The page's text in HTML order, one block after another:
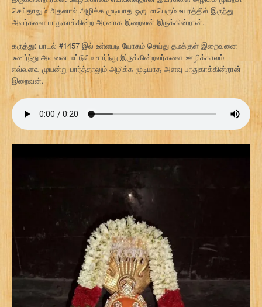
செய்தாலும் அதனால் அழிக்க முடியாத ஒரு மாபெரும் உயரத்தில் இருந்து
அவர்களை பாதுகாக்கின்ற அரனாக இறைவன் இருக்கின்றான்.
கருத்து: பாடல் #1457 இல் உள்ளபடி யோகம் செய்து தமக்குள் இறைவனை
உணர்ந்து அவனை மட்டுமே சார்ந்து இருக்கின்றவர்களை ஊழிக்காலம்
எவ்வளவு முயன்று பார்த்தாலும் அழிக்க முடியாத அளவு பாதுகாக்கின்றான்
இறைவன்.